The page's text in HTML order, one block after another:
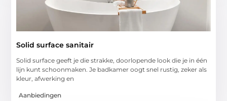
Solid surface sanitair
Solid surface geeft je die strakke, doorlopende look die je in één
lijn kunt schoonmaken. Je badkamer oogt snel rustig, zeker als
kleur, afwerking en
Aanbiedingen